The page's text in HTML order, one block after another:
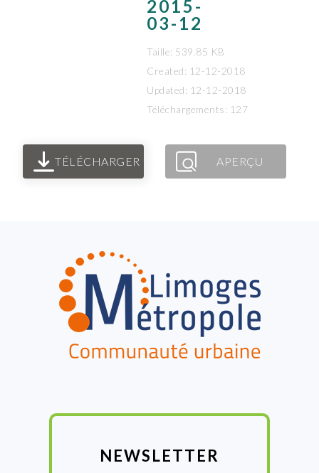
2015-
03-12
Taille: 539.85 KB
Created: 12-12-2018
Updated: 12-12-2018
Téléchargements: 127
TÉLÉCHARGER APERÇU
NEWSLETTER